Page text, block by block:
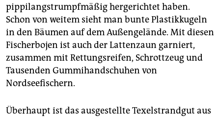
pippilangstrumpfmäßig hergerichtet haben.
Schon von weitem sieht man bunte Plastikkugeln
in den Bäumen auf dem Außengelände. Mit diesen
Fischerbojen ist auch der Lattenzaun garniert,
zusammen mit Rettungsreifen, Schrottzeug und
Tausenden Gummihandschuhen von
Nordseefischern.
Überhaupt ist das ausgestellte Texelstrandgut aus